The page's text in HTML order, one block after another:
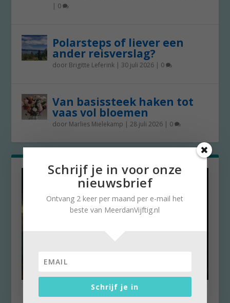
| 0
Polarsteps of liever een
ander reisverslag?
door Brigitte Leferink | 30 juli 2026 | 0
Van basissteek haken tot
vaas vol bloemen
door Marlies Mielekamp |28 juli 2026 | 0
Kijk eens: The Tale of Silyan
Schrijf je in voor onze
nieuwsbrief
Ontvang 2 keer per maand per e-mail het
beste van MeerdanVijftig.nl
Schrijf je in